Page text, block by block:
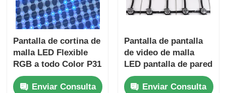
Pantalla de cortina de
malla LED Flexible
RGB a todo Color P31
IP67 resistente al
agua DC12V para
Enviar Consulta
Pantalla de pantalla
de video de malla
LED pantalla de pared
exterior transparente
flexible cartel de
Enviar Consulta